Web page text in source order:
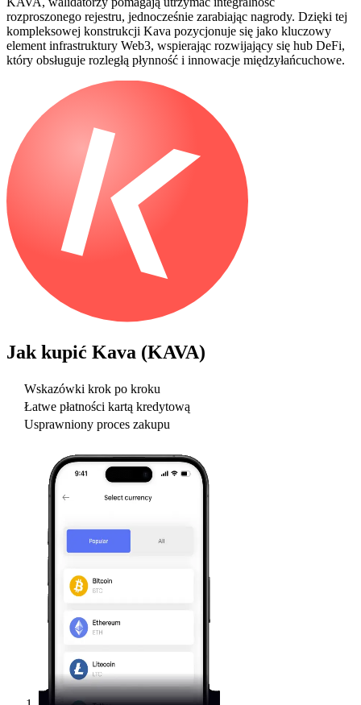
rozproszonego rejestru, jednocześnie zarabiając nagrody. Dzięki tej
kompleksowej konstrukcji Kava pozycjonuje się jako kluczowy
element infrastruktury Web3, wspierając rozwijający się hub DeFi,
który obsługuje rozległą płynność i innowacje międzyłańcuchowe.
Jak kupić Kava (KAVA)
Wskazówki krok po kroku
Łatwe płatności kartą kredytową
Usprawniony proces zakupu